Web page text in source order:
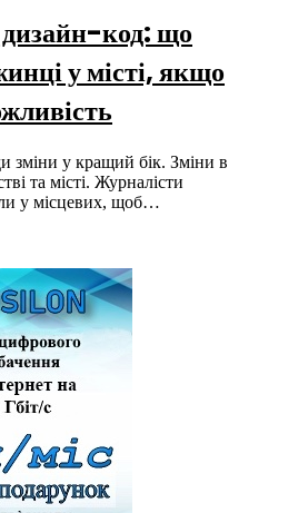
код: що
у місті, якщо
зміни у кращий бік. Зміни в
та місті. Журналісти
у місцевих, щоб…